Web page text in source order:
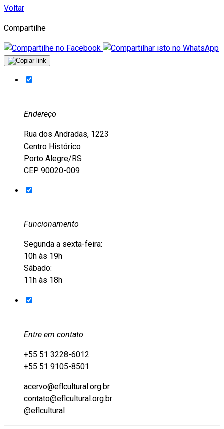
Voltar
Compartilhe
Endereço
Rua dos Andradas, 1223
Centro Histórico
Porto Alegre/RS
CEP 90020-009
Funcionamento
Segunda a sexta-feira:
10h às 19h
Sábado:
11h às 18h
Entre em contato
+55 51 3228-6012
+55 51 9105-8501
acervo@eflcultural.org.br
contato@eflcultural.org.br
@eflcultural